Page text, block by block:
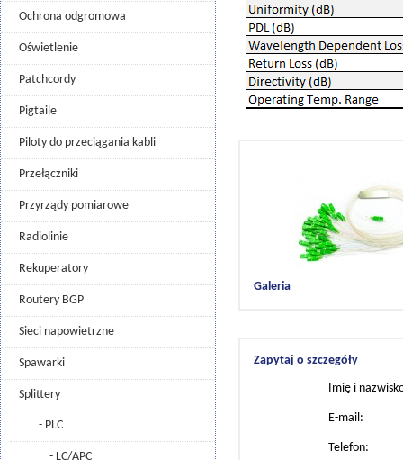
Ochrona odgromowa
Oświetlenie
Patchcordy
Pigtaile
Piloty do przeciągania kabli
Przełączniki
Przyrządy pomiarowe
Radiolinie
Rekuperatory
Routery BGP
Sieci napowietrzne
Spawarki
Splittery
- PLC
- LC/APC
Galeria
Zapytaj o szczegóły
Imię i
E-mail:
Telefon: